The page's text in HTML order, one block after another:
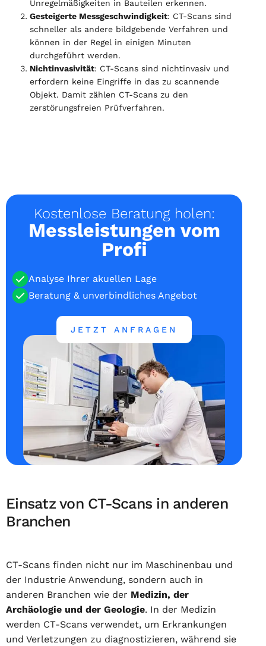
Unregelmäßigkeiten in Bauteilen erkennen.
Gesteigerte Messgeschwindigkeit: CT-Scans sind
schneller als andere bildgebende Verfahren und
können in der Regel in einigen Minuten
durchgeführt werden.
Nichtinvasivität: CT-Scans sind nichtinvasiv und
erfordern keine Eingriffe in das zu scannende
Objekt. Damit zählen CT-Scans zu den
zerstörungsfreien Prüfverfahren.
Kostenlose Beratung holen:
Messleistungen vom
Profi
Analyse Ihrer akuellen Lage
Beratung & unverbindliches Angebot
JETZT ANFRAGEN
Einsatz von CT-Scans in anderen
Branchen
CT-Scans finden nicht nur im Maschinenbau und
der Industrie Anwendung, sondern auch in
anderen Branchen wie der Medizin, der
Archäologie und der Geologie. In der Medizin
werden CT-Scans verwendet, um Erkrankungen
und Verletzungen zu diagnostizieren, während sie